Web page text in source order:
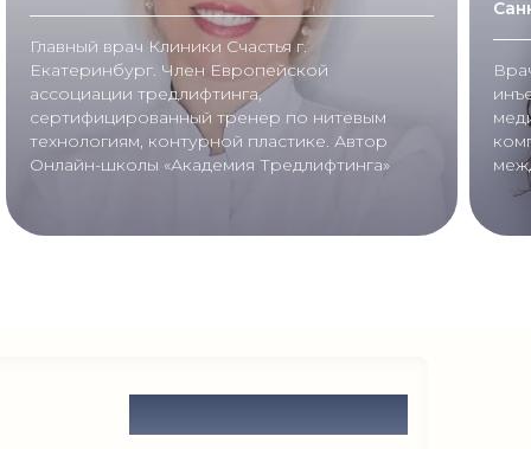
Главный врач Клиники Счастья г.
Екатеринбург. Член Европейской
ассоциации тредлифтинга,
сертифицированный тренер по нитевым
технологиям, контурной пластике. Автор
Онлайн-школы «Академия Тредлифтинга»